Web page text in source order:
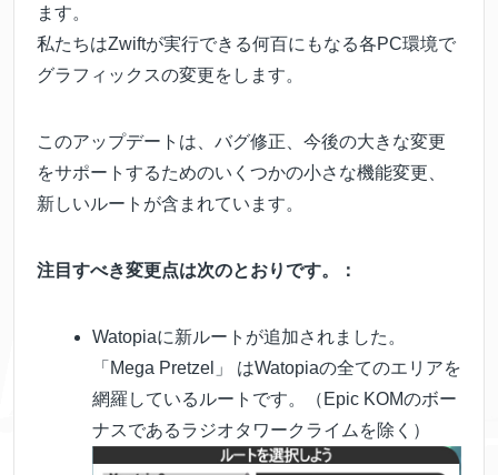
ます。
私たちはZwiftが実行できる何百にもなる各PC環境で
グラフィックスの変更をします。
このアップデートは、バグ修正、今後の大きな変更
をサポートするためのいくつかの小さな機能変更、
新しいルートが含まれています。
注目すべき変更点は次のとおりです。：
Watopiaに新ルートが追加されました。
「Mega Pretzel」 はWatopiaの全てのエリアを
網羅しているルートです。（Epic KOMのボー
ナスであるラジオタワークライムを除く）